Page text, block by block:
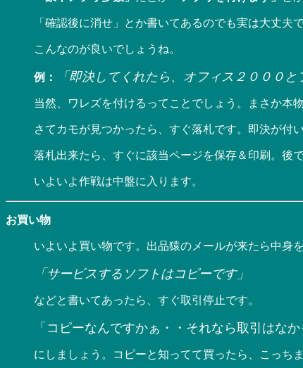
「確認後に消せ」とか書いてあるのでも実は大丈
こんなのが良いでしょうね。
例： 「即決してくれたら、オフィス２０００と
当然、ワレズを付けるってことでしょう。まさか本
さてカモが見つかったら、すぐ落札です。即決が付
落札出来たら、すぐに該当ページを保存＆印刷。後
いよいよ作戦は中盤に入ります。
お買い物
いよいよ買い物です。出品猿のメールが来たら中身
「サービスするソフトはコピーです」
などと書いてあったら、すぐ取引停止です。
「コピーなんですかぁ・・それなら取引はなか
にしましょう。コピーと知ってて買ったら、こっち